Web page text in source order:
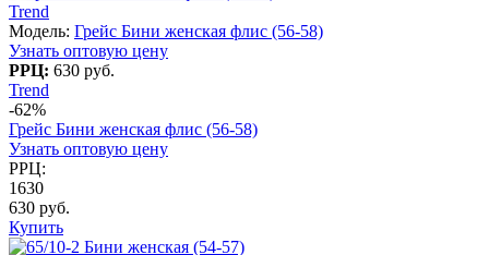
Trend
Модель: Грейс Бини женская флис (56-58)
Узнать оптовую цену
РРЦ: 630 руб.
Trend
-62%
Грейс Бини женская флис (56-58)
Узнать оптовую цену
РРЦ:
1630
630 руб.
Купить